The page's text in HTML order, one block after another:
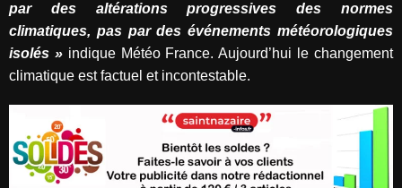
par des altérations progressives des normes
climatiques, pas par des événements météorologiques
isolés »indique Météo France. Aujourd’hui le changement
climatique est factuel et incontestable.